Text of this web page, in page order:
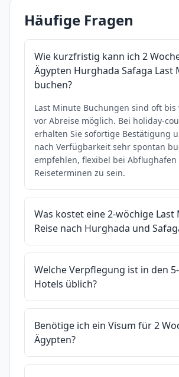
Häufige Fragen
Wie kurzfristig kann ich 2
Ägypten Hurghada Safaga Last
buchen?
Last Minute Buchungen sind oft bis
vor Abreise möglich. Bei holiday-
erhalten Sie sofortige Bestätigung
nach Verfügbarkeit sehr spontan
empfehlen, flexibel bei Abflughafen
Reiseterminen zu sein.
Was kostet eine 2-wöchige Last
Reise nach Hurghada und
Welche Verpflegung ist in den
Hotels üblich?
Benötige ich ein Visum für 2
Ägypten?